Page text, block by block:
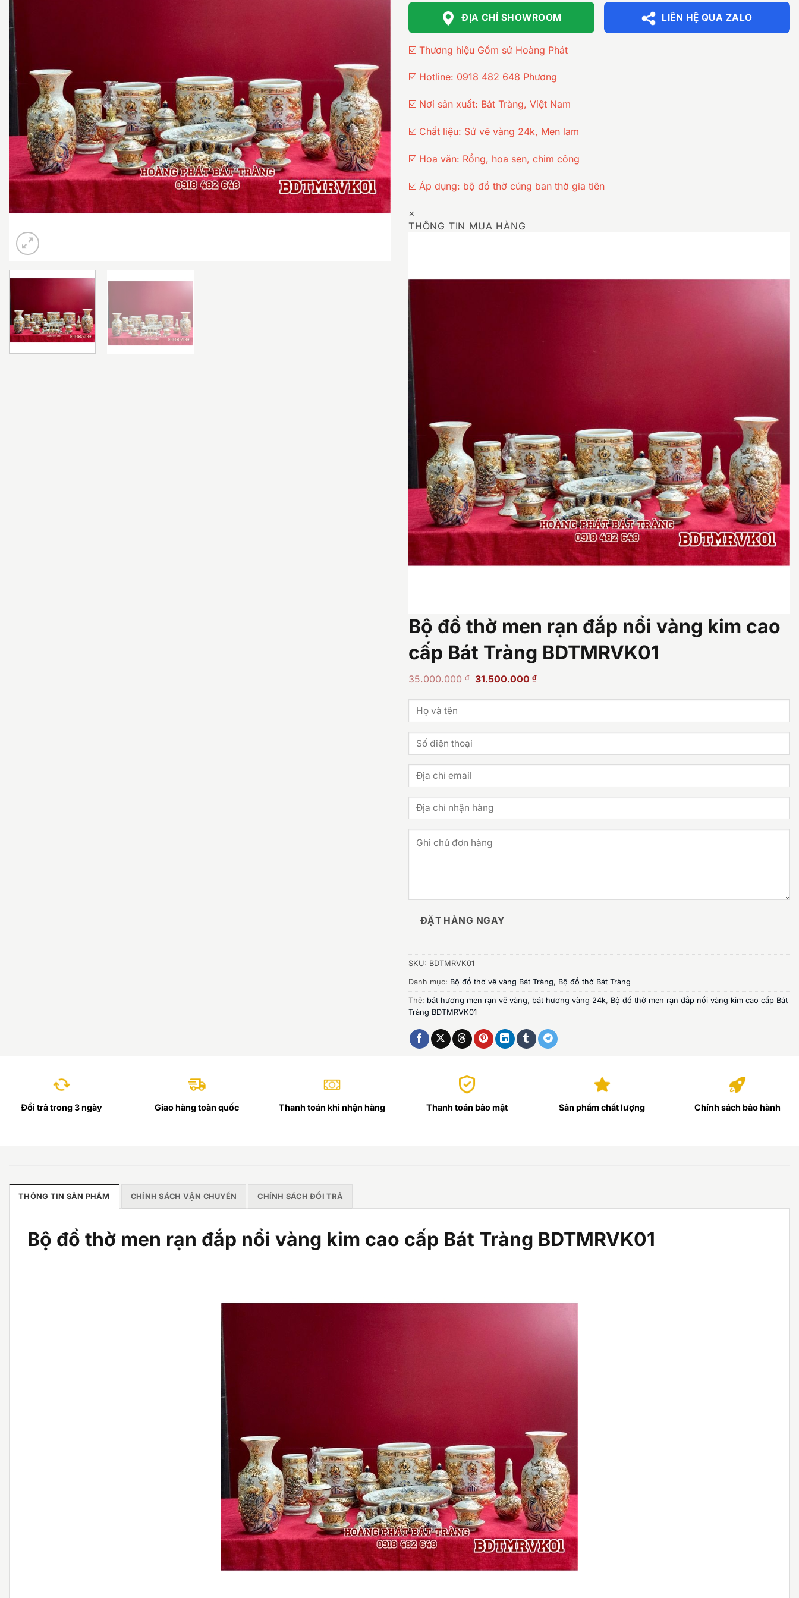
ĐỊA CHỈ SHOWROOM LIÊN HỆ QUA ZALO
☑️ Thương hiệu Gốm sứ Hoàng Phát
☑️ Hotline: 0918 482 648 Phương
☑️ Nơi sản xuất: Bát Tràng, Việt Nam
☑️ Chất liệu: Sứ vẽ vàng 24k, Men lam
☑️ Hoa văn: Rồng, hoa sen, chim công
☑️ Áp dụng: bộ đồ thờ cúng ban thờ gia tiên
×
THÔNG TIN MUA HÀNG
Bộ đồ thờ men rạn đắp nổi vàng kim cao
cấp Bát Tràng BDTMRVK01
35.000.000₫
Giá
35.000.000 ₫.
31.500.000 ₫Giá
là:
ĐẶT HÀNG NGAY
SKU: BDTMRVK01
Danh mục: Bộ đồ thờ vẽ vàng Bát Tràng, Bộ đồ thờ Bát Tràng
Thẻ: bát hương men rạn vẽ vàng, bát hương vàng 24k, Bộ đồ thờ men rạn đắp nổi vàng kim cao cấp Bát
Tràng BDTMRVK01
Đổi trả trong 3 ngày Giao hàng toàn quốc Thanh toán khi nhận hàng Thanh toán bảo mật Sản phẩm chất lượng Chính sách bảo hành
THÔNG TIN SẢN PHẨM CHÍNH SÁCH VẬN CHUYỂN CHÍNH SÁCH ĐỔI TRẢ
Bộ đồ thờ men rạn đắp nổi vàng kim cao cấp Bát Tràng BDTMRVK01